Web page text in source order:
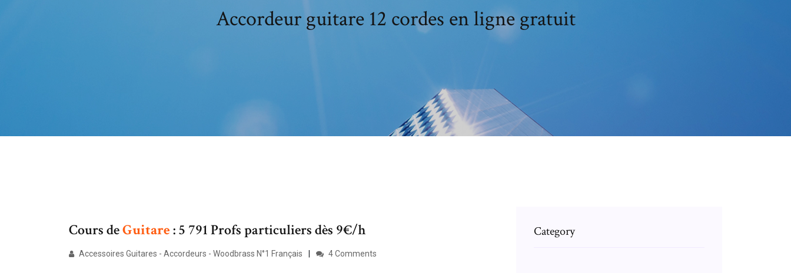
Accordeur guitare 12 cordes en ligne gratuit
Cours deGuitare: 5 791 Profs particuliers dès 9€/h
Accessoires Guitares - Accordeurs - Woodbrass N°1 Français 4 Comments
Category